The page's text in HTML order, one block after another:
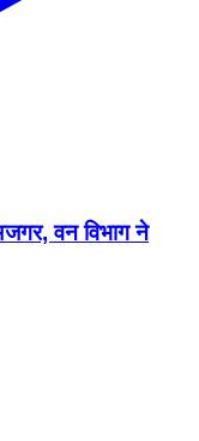
वन विभाग ने